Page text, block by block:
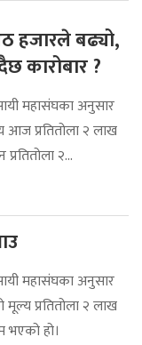
हजारले बढ्यो,
कारोबार ?
महासंघका अनुसार
प्रतितोला २ लाख
२...
महासंघका अनुसार
प्रतितोला २ लाख
भएको हो।